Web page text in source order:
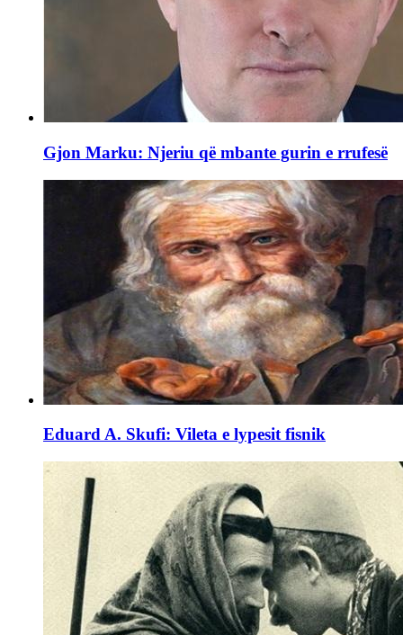
Gjon Marku: Njeriu që mbante gurin e rrufesë
Eduard A. Skufi: Vileta e lypesit fisnik